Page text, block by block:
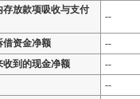
存放款项吸收与支付
--
借资金净额
--
收到的现金净额
--
--